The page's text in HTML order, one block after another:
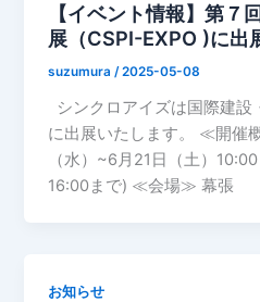
【イベント情報】第
展（CSPI-EXPO )に出
suzumura/2025-05-08
シンクロアイズは国際建設
に出展いたします。 ≪開催
（水）~6月21日（土）
16:00まで) ≪会場≫ 幕張
お知らせ